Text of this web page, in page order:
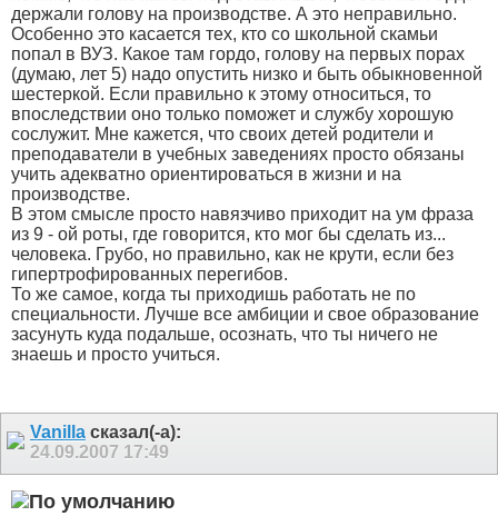
держали голову на производстве. А это неправильно.
Особенно это касается тех, кто со школьной скамьи
попал в ВУЗ. Какое там гордо, голову на первых порах
(думаю, лет 5) надо опустить низко и быть обыкновенной
шестеркой. Если правильно к этому относиться, то
впоследствии оно только поможет и службу хорошую
сослужит. Мне кажется, что своих детей родители и
преподаватели в учебных заведениях просто обязаны
учить адекватно ориентироваться в жизни и на
производстве.
В этом смысле просто навязчиво приходит на ум фраза
из 9 - ой роты, где говорится, кто мог бы сделать из...
человека. Грубо, но правильно, как не крути, если без
гипертрофированных перегибов.
То же самое, когда ты приходишь работать не по
специальности. Лучше все амбиции и свое образование
засунуть куда подальше, осознать, что ты ничего не
знаешь и просто учиться.
Vanilla сказал(-а):
24.09.2007 17:49